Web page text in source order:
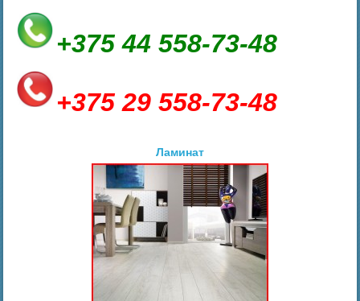
+375 44 558-73-48
+375 29 558-73-48
Ламинат